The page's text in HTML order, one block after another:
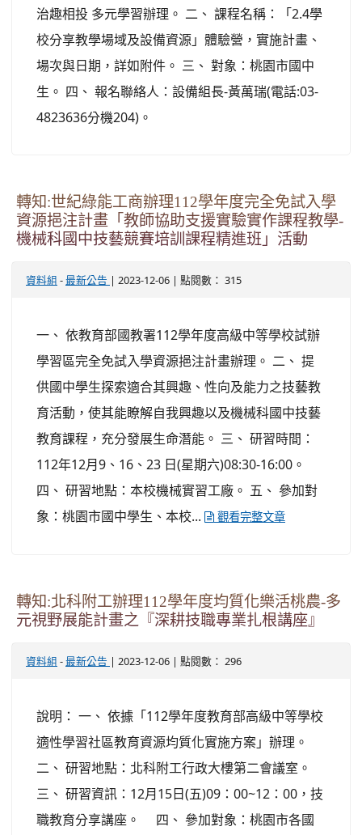
治趣相投 多元學習辦理。 二、 課程名稱：「2.4學
校分享教學場域及設備資源」體驗營，實施計畫、
場次與日期，詳如附件。 三、 對象：桃園市國中
生。 四、 報名聯絡人：設備組長-黃萬瑞(電話:03-
4823636分機204)。
轉知:世紀綠能工商辦理112學年度完全免試入學
資源挹注計畫「教師協助支援實驗實作課程教學-
機械科國中技藝競賽培訓課程精進班」活動
資料組 - 最新公告 | 2023-12-06 | 點閱數： 315
一、 依教育部國教署112學年度高級中等學校試辦
學習區完全免試入學資源挹注計畫辦理。 二、 提
供國中學生探索適合其興趣、性向及能力之技藝教
育活動，使其能瞭解自我興趣以及機械科國中技藝
教育課程，充分發展生命潛能。 三、 研習時間：
112年12月9、16、23 日(星期六)08:30-16:00。
四、 研習地點：本校機械實習工廠。 五、 參加對
象：桃園市國中學生、本校...
觀看完整文章
轉知:北科附工辦理112學年度均質化樂活桃農-多
元視野展能計畫之『深耕技職專業扎根講座』
資料組 - 最新公告 | 2023-12-06 | 點閱數： 296
說明： 一、 依據「112學年度教育部高級中等學校
適性學習社區教育資源均質化實施方案」辦理。
二、 研習地點：北科附工行政大樓第二會議室。
三、 研習資訊：12月15日(五)09：00~12：00，技
職教育分享講座。 四、 參加對象：桃園市各國